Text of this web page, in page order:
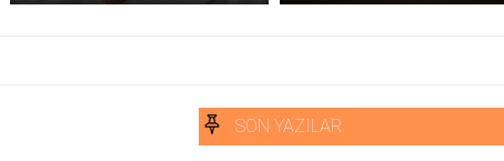
SON YAZILAR